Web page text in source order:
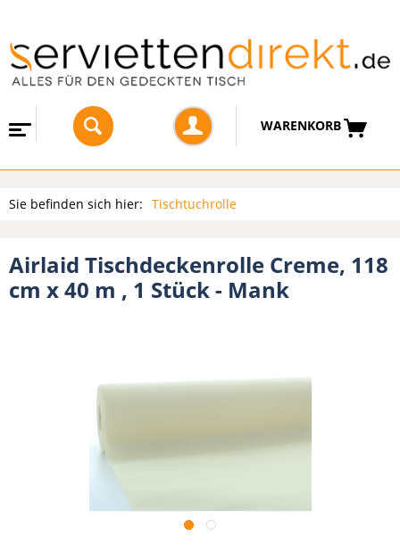
WARENKORB
Sie befinden sich hier: Tischtuchrolle
Airlaid Tischdeckenrolle Creme, 118
cm x 40 m , 1 Stück - Mank